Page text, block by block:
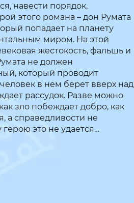
навести порядок,
этого романа – дон Румата
попадает на планету
миром. На этой
жестокость, фальшь и
не должен
который проводит
в нем берет вверх над
рассудок. Разве можно
зло побеждает добро, как
а справедливости не
это не удается…